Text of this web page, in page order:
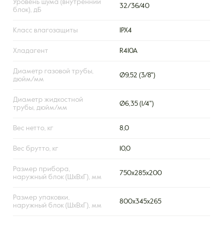
Уровень шума (внутренний
блок), дБ
32/36/40
Класс влагозащиты IPX4
Хладагент R410A
Диаметр газовой трубы,
дюйм/мм
Ø9,52 (3/8")
Диаметр жидкостной
трубы, дюйм/мм
Ø6,35 (1/4")
Вес нетто, кг 8,0
Вес брутто, кг 10,0
Размер прибора,
наружный блок (ШxВxГ), мм
750x285x200
Размер упаковки,
наружный блок (ШxВxГ), мм
800x345x265